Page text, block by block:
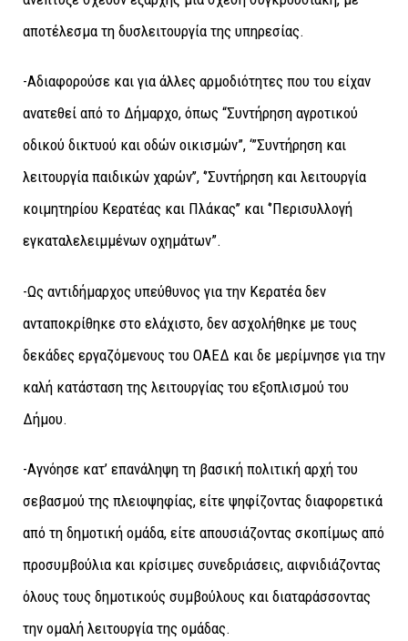
αποτέλεσμα τη δυσλειτουργία της υπηρεσίας.
-Αδιαφορούσε και για άλλες αρμοδιότητες που του είχαν
ανατεθεί από το Δήμαρχο, όπως “Συντήρηση αγροτικού
οδικού δικτυού και οδών οικισμών”, ‘”Συντήρηση και
λειτουργία παιδικών χαρών’’, ‘’Συντήρηση και λειτουργία
κοιμητηρίου Κερατέας και Πλάκας’’ και ‘’Περισυλλογή
εγκαταλελειμμένων οχημάτων”.
-Ως αντιδήμαρχος υπεύθυνος για την Κερατέα δεν
ανταποκρίθηκε στο ελάχιστο, δεν ασχολήθηκε με τους
δεκάδες εργαζόμενους του ΟΑΕΔ και δε μερίμνησε για την
καλή κατάσταση της λειτουργίας του εξοπλισμού του
Δήμου.
-Αγνόησε κατ’ επανάληψη τη βασική πολιτική αρχή του
σεβασμού της πλειοψηφίας, είτε ψηφίζοντας διαφορετικά
από τη δημοτική ομάδα, είτε απουσιάζοντας σκοπίμως από
προσυμβούλια και κρίσιμες συνεδριάσεις, αιφνιδιάζοντας
όλους τους δημοτικούς συμβούλους και διαταράσσοντας
την ομαλή λειτουργία της ομάδας.